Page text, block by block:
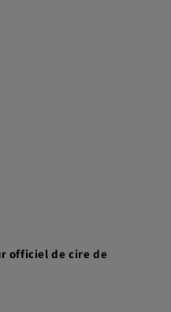
officiel de cire de